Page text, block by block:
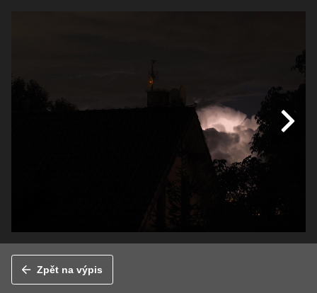
Zpět na výpis